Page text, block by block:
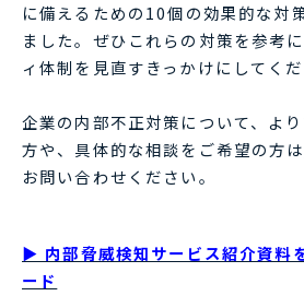
に備えるための10個の効果的な対
ました。ぜひこれらの対策を参考
ィ体制を見直すきっかけにしてくだ
企業の内部不正対策について、よ
方や、具体的な相談をご希望の方は
お問い合わせください。
▶ 内部脅威検知サービス紹介資料
ード